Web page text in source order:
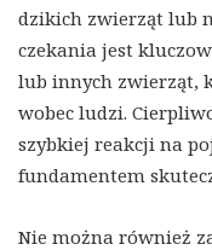
dzikich zwierząt lub
czekania jest
lub innych zwierząt,
wobec ludzi.
szybkiej reakcji na
fundamentem
Nie można również